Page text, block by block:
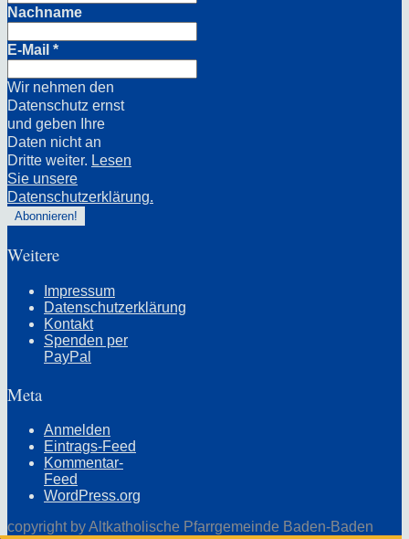
Nachname
E-Mail *
Wir nehmen den
Datenschutz ernst
und geben Ihre
Daten nicht an
Dritte weiter. Lesen
Sie unsere
Datenschutzerklärung.
Weitere
Impressum
Datenschutzerklärung
Kontakt
Spenden per
PayPal
Meta
Anmelden
Eintrags-Feed
Kommentar-
Feed
WordPress.org
copyright by Altkatholische Pfarrgemeinde Baden-Baden